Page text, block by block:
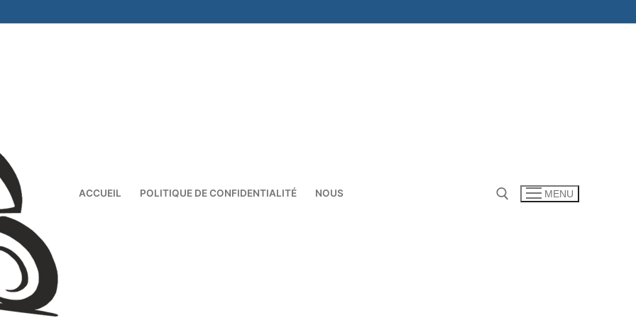
ACCUEIL POLITIQUE DE CONFIDENTIALITÉ NOUS MENU